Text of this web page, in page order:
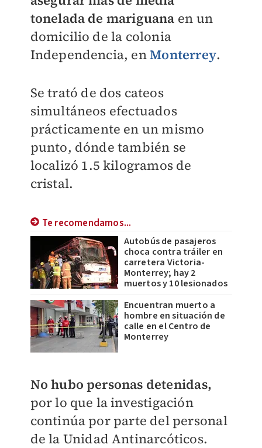
tonelada de mariguana en un
domicilio de la colonia
Independencia, enMonterrey.
Se trató de dos cateos
simultáneos efectuados
prácticamente en un mismo
punto, dónde también se
localizó 1.5 kilogramos de
cristal.
Te recomendamos...
Autobús de pasajeros
choca contra tráiler en
carretera Victoria-
Monterrey; hay 2
muertos y 10 lesionados
Encuentran muerto a
hombre en situación de
calle en el Centro de
Monterrey
No hubo personas detenidas,
por lo que la investigación
continúa por parte del personal
de la Unidad Antinarcóticos.